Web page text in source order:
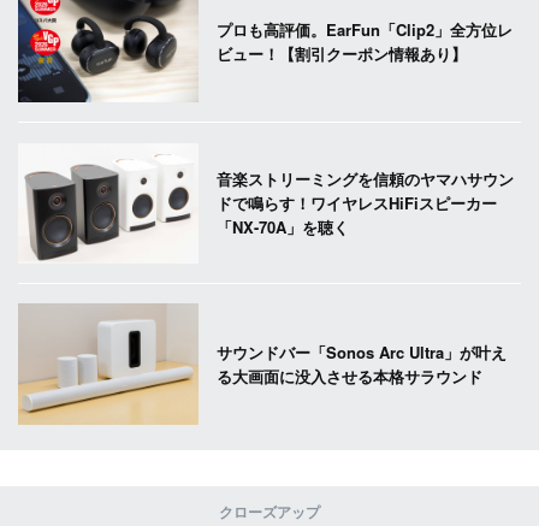
プロも高評価。EarFun「Clip2」全方位レ
ビュー！【割引クーポン情報あり】
音楽ストリーミングを信頼のヤマハサウン
ドで鳴らす！ワイヤレスHiFiスピーカー
「NX-70A」を聴く
サウンドバー「Sonos Arc Ultra」が叶え
る大画面に没入させる本格サラウンド
クローズアップ